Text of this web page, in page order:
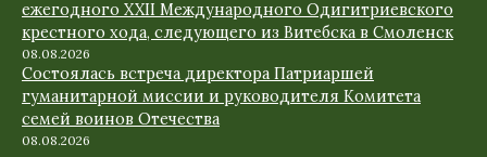
ежегодного XXII Международного Одигитриевского
крестного хода, следующего из Витебска в Смоленск
08.08.2026
Состоялась встреча директора Патриаршей
гуманитарной миссии и руководителя Комитета
семей воинов Отечества
08.08.2026